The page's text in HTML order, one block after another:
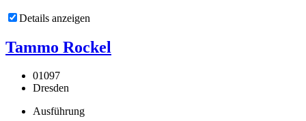
Details anzeigen
Tammo Rockel
01097
Dresden
Ausführung